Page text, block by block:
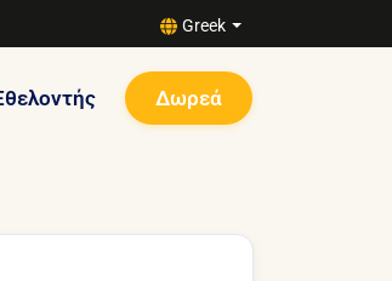
Greek
Δωρεά